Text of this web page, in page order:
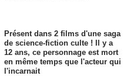
Présent dans 2 films d'une saga
de science-fiction culte ! Il y a
12 ans, ce personnage est mort
en même temps que l'acteur qui
l'incarnait